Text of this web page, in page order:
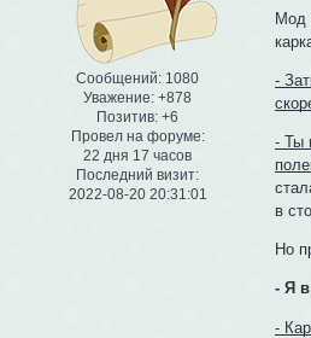
Сообщений: 1080
Уважение: +878
Позитив: +6
Провел на форуме:
22 дня 17 часов
Последний визит:
2022-08-20 20:31:01
Мод
-
- Ты
в
Но
- Я
-